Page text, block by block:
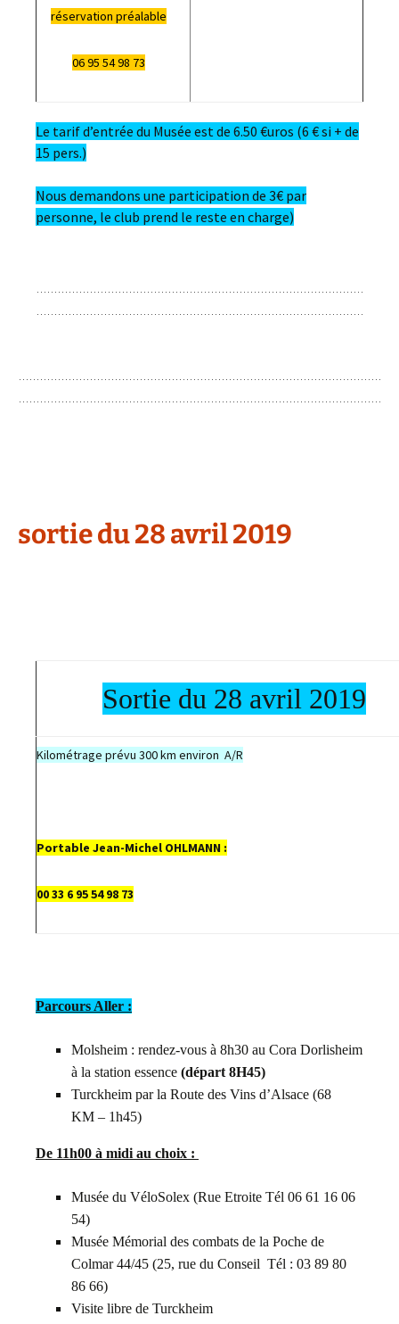
réservation préalable
06 95 54 98 73
Le tarif d’entrée du Musée est de 6.50 €uros (6 € si + de
15 pers.)
Nous demandons une participation de 3€ par
personne, le club prend le reste en charge)
sortie du 28 avril 2019
Sortie du 28 avril 2019
Kilométrage prévu 300 km environ A/R
Portable Jean-Michel OHLMANN :
00 33 6 95 54 98 73
Parcours Aller :
Molsheim : rendez-vous à 8h30 au Cora Dorlisheim
à la station essence (départ 8H45)
Turckheim par la Route des Vins d’Alsace (68
KM – 1h45)
De 11h00 à midi au choix :
Musée du VéloSolex (Rue Etroite Tél 06 61 16 06
54)
Musée Mémorial des combats de la Poche de
Colmar 44/45 (25, rue du Conseil Tél : 03 89 80
86 66)
Visite libre de Turckheim